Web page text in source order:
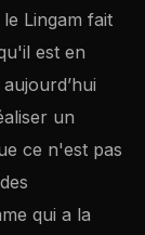
Lingam fait
est en
un
ce n'est pas
qui a la